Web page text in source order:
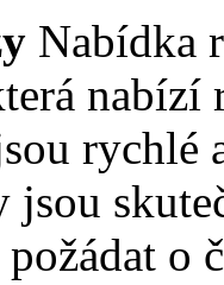
Nabídka
rychlé
o